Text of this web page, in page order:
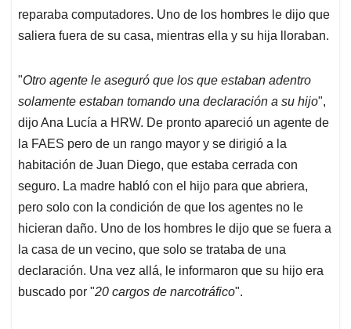
reparaba computadores. Uno de los hombres le dijo que
saliera fuera de su casa, mientras ella y su hija lloraban.
"Otro agente le aseguró que los que estaban adentro
solamente estaban tomando una declaración a su hijo",
dijo Ana Lucía a HRW. De pronto apareció un agente de
la FAES pero de un rango mayor y se dirigió a la
habitación de Juan Diego, que estaba cerrada con
seguro. La madre habló con el hijo para que abriera,
pero solo con la condición de que los agentes no le
hicieran daño. Uno de los hombres le dijo que se fuera a
la casa de un vecino, que solo se trataba de una
declaración. Una vez allá, le informaron que su hijo era
buscado por "20 cargos de narcotráfico".